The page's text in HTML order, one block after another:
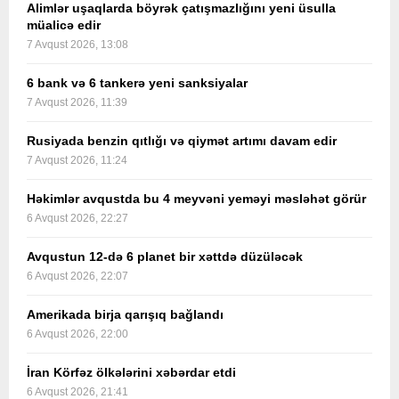
Alimlər uşaqlarda böyrək çatışmazlığını yeni üsulla
müalicə edir
7 Avqust 2026, 13:08
6 bank və 6 tankerə yeni sanksiyalar
7 Avqust 2026, 11:39
Rusiyada benzin qıtlığı və qiymət artımı davam edir
7 Avqust 2026, 11:24
Həkimlər avqustda bu 4 meyvəni yeməyi məsləhət görür
6 Avqust 2026, 22:27
Avqustun 12-də 6 planet bir xəttdə düzüləcək
6 Avqust 2026, 22:07
Amerikada birja qarışıq bağlandı
6 Avqust 2026, 22:00
İran Körfəz ölkələrini xəbərdar etdi
6 Avqust 2026, 21:41